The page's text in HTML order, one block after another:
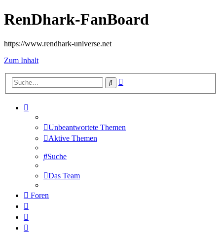
RenDhark-FanBoard
https://www.rendhark-universe.net
Zum Inhalt
Suche
Unbeantwortete Themen
Aktive Themen
Suche
Das Team
Foren